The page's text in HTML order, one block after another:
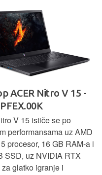
ACER Nitro V 15 -
V 15 ističe se po
performansama uz AMD
procesor, 16 GB RAM-a i
SSD, uz NVIDIA RTX
glatko igranje i